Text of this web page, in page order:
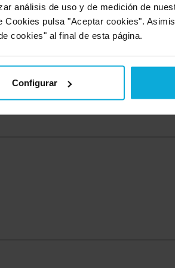
análisis de uso y de medición de
pulsa "Aceptar cookies".
cookies" al final de esta página.
Configurar